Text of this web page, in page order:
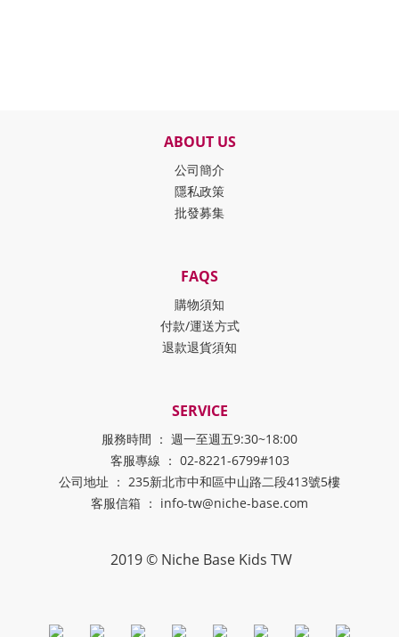
ABOUT US
公司簡介
隱私政策
批發募集
FAQS
購物須知
付款/運送方式
退款退貨須知
SERVICE
服務時間 ： 週一至週五9:30~18:00
客服專線 ： 02-8221-6799#103
公司地址 ： 235新北市中和區中山路二段413號5樓
客服信箱 ： info-tw@niche-base.com
2019 © Niche Base Kids TW